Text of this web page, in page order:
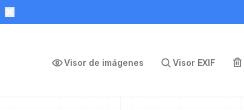
Visor de imágenes Visor EXIF